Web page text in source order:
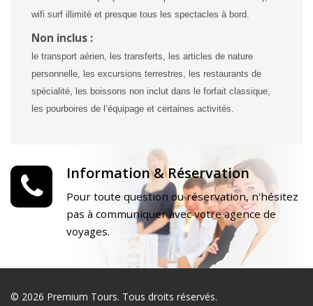
wifi surf illimité et presque tous les spectacles à bord.
Non inclus :
le transport aérien, les transferts, les articles de nature
personnelle, les excursions terrestres, les restaurants de
spécialité, les boissons non inclut dans le forfait classique,
les pourboires de l’équipage et certaines activités.
Information & Réservation
Pour toute question ou réservation, n'hésitez
pas à communiquer avec votre agence de
voyages.
© 2026 Premium Tours. Tous droits réservés.